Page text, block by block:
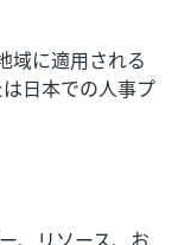
域に適用される
日本での人事プ